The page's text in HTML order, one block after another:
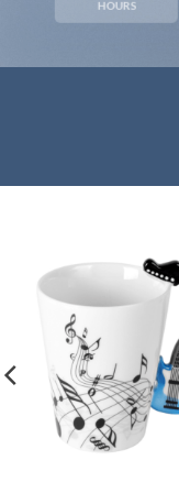
HOURS